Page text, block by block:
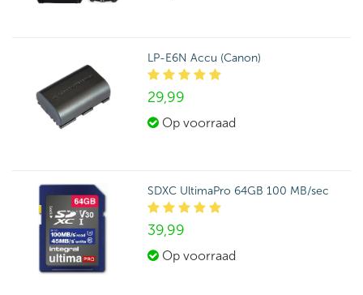
LP-E6N Accu (Canon)
29,99
Op voorraad
SDXC UltimaPro 64GB 100 MB/sec
39,99
Op voorraad